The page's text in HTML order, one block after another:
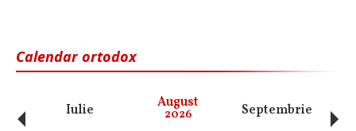
Calendar ortodox
Iulie August
2026 Septembrie